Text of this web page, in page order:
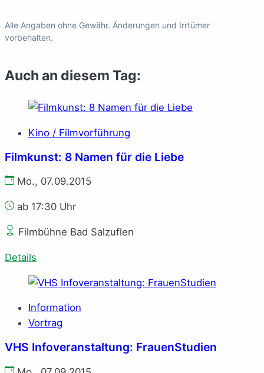
Alle Angaben ohne Gewähr. Änderungen und Irrtümer
vorbehalten.
Auch an diesem Tag:
Kino / Filmvorführung
Filmkunst: 8 Namen für die Liebe
Mo., 07.09.2015
ab 17:30 Uhr
Filmbühne Bad Salzuflen
Details
Information
Vortrag
VHS Infoveranstaltung: FrauenStudien